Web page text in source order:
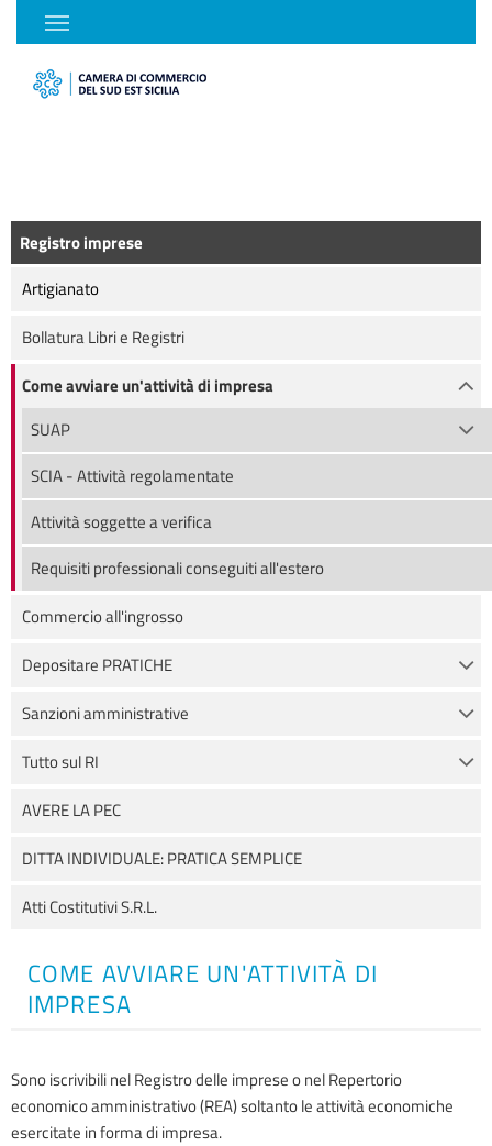
Registro imprese
Artigianato
Bollatura Libri e Registri
Come avviare un'attività di impresa
SUAP
SCIA - Attività regolamentate
Attività soggette a verifica
Requisiti professionali conseguiti all'estero
Commercio all'ingrosso
Depositare PRATICHE
Sanzioni amministrative
Tutto sul RI
AVERE LA PEC
DITTA INDIVIDUALE: PRATICA SEMPLICE
Atti Costitutivi S.R.L.
COME AVVIARE UN'ATTIVITÀ DI
IMPRESA
Sono iscrivibili nel Registro delle imprese o nel Repertorio
economico amministrativo (REA) soltanto le attività economiche
esercitate in forma di impresa.